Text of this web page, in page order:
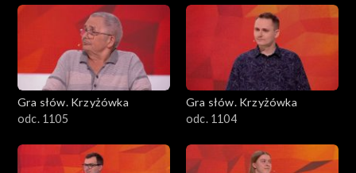
Gra słów. Krzyżówka
odc. 1105
Gra słów. Krzyżówka
odc. 1104